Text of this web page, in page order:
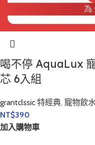
喝不停 AquaLux
芯 6入組
grantclssic 特經典, 寵物飲
NT$390
加入購物車